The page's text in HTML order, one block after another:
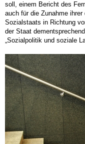
soll, einem Bericht des
auch für die Zunahme
Sozialstaats in Richtung
der Staat
„Sozialpolitik und soziale